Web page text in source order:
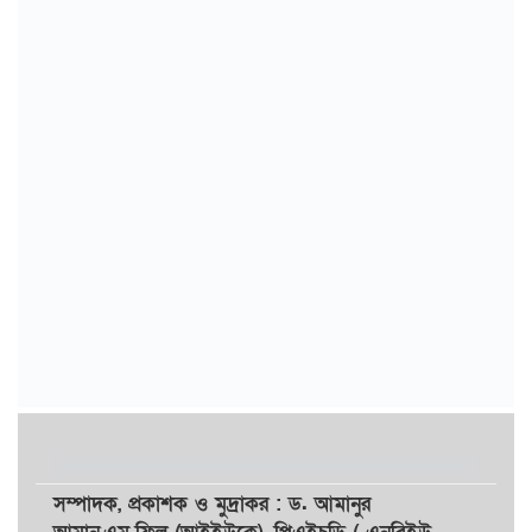
সম্পাদক, প্রকাশকওমুদ্রাকর: ড. আমানুর